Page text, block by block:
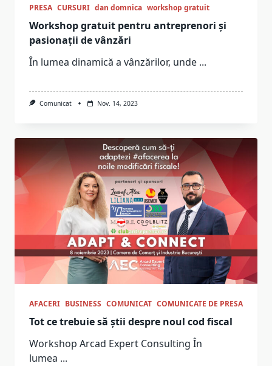
PRESA CURSURI dan domnica workshop gratuit
Workshop gratuit pentru antreprenori și
pasionații de vânzări
În lumea dinamică a vânzărilor, unde ...
Comunicat Nov. 14, 2023
AFACERI BUSINESS COMUNICAT COMUNICATE DE PRESA
Tot ce trebuie să știi despre noul cod fiscal
Workshop Arcad Expert Consulting În
lumea ...